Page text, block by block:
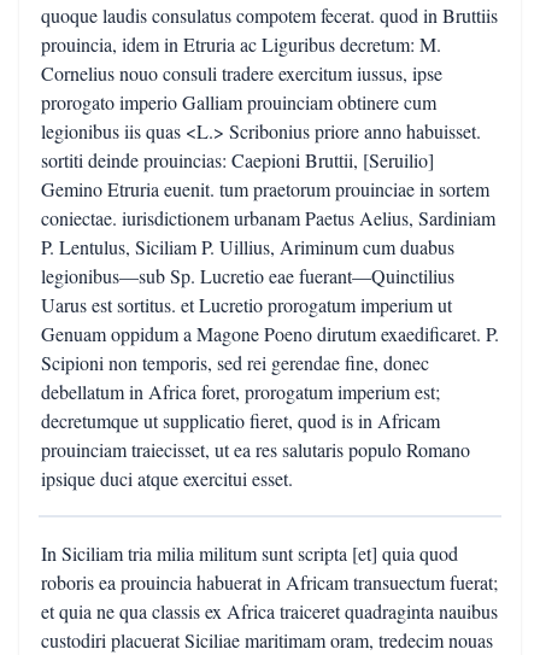
quoque laudis consulatus compotem fecerat. quod in Bruttiis
prouincia, idem in Etruria ac Liguribus decretum: M.
Cornelius nouo consuli tradere exercitum iussus, ipse
prorogato imperio Galliam prouinciam obtinere cum
legionibus iis quas <L.> Scribonius priore anno habuisset.
sortiti deinde prouincias: Caepioni Bruttii, [Seruilio]
Gemino Etruria euenit. tum praetorum prouinciae in sortem
coniectae. iurisdictionem urbanam Paetus Aelius, Sardiniam
P. Lentulus, Siciliam P. Uillius, Ariminum cum duabus
legionibus—sub Sp. Lucretio eae fuerant—Quinctilius
Uarus est sortitus. et Lucretio prorogatum imperium ut
Genuam oppidum a Magone Poeno dirutum exaedificaret. P.
Scipioni non temporis, sed rei gerendae fine, donec
debellatum in Africa foret, prorogatum imperium est;
decretumque ut supplicatio fieret, quod is in Africam
prouinciam traiecisset, ut ea res salutaris populo Romano
ipsique duci atque exercitui esset.
In Siciliam tria milia militum sunt scripta [et] quia quod
roboris ea prouincia habuerat in Africam transuectum fuerat;
et quia ne qua classis ex Africa traiceret quadraginta nauibus
custodiri placuerat Siciliae maritimam oram, tredecim nouas